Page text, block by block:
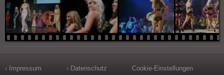
› Impressum › Datenschutz Cookie-Einstellungen